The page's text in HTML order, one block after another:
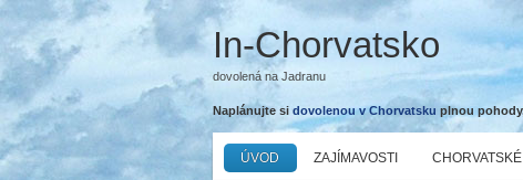
In-Chorvatsko
dovolená na Jadranu
Naplánujte si dovolenou v Chorvatsku plnou
ÚVOD ZAJÍMAVOSTI